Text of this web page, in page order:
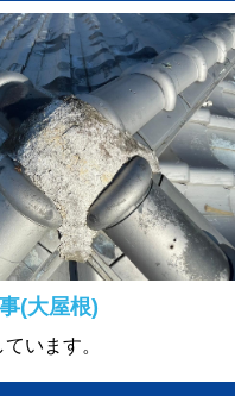
(大屋根)
います。